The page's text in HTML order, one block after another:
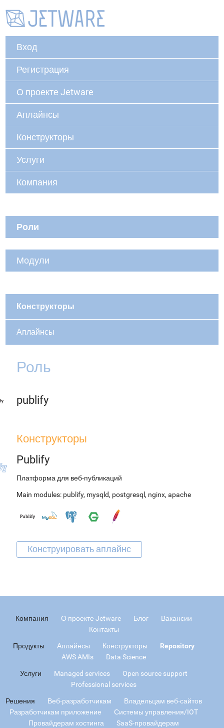
Вход
Регистрация
О проекте Jetware
Аплайнсы
Конструкторы
Услуги
Компания
Роли
Модули
Конструкторы
Аплайнсы
Роль
publify
Конструкторы
Publify
Платформа для веб-публикаций
Main modules: publify, mysqld, postgresql , nginx, apache
Компания О проекте Jetware Блог
Вакансии
Контакты
Продукты Аплайнсы Конструкторы
Repository
AWS AMIs
Data Science
Услуги Managed services
Open source support
Professional services
Решения Веб-разработчикам
Владельцам веб-сайтов
Разработчикам приложение
Системы управления/IOT
Провайдерам хостинга
SaaS-провайдерам